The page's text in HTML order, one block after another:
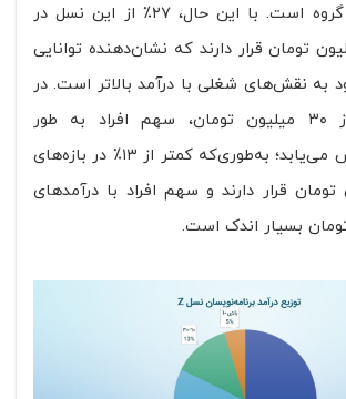
تجربه کاری این گروه است. با این حال، ۲۷٪ از این نسل در
۲۰ تا ۳۰ میلیون تومان قرار دارند که نشان‌دهنده توانایی
به نقش‌های شغلی با درآمد بالاتر است. در
بازه‌های بالاتر از ۳۰ میلیون تومان، سهم افراد به طور
قابل‌توجهی کاهش می‌یابد؛ به‌طوری‌که کمتر از ۱۳٪ در بازه‌های
تومان قرار دارند و سهم افراد با درآمدهای